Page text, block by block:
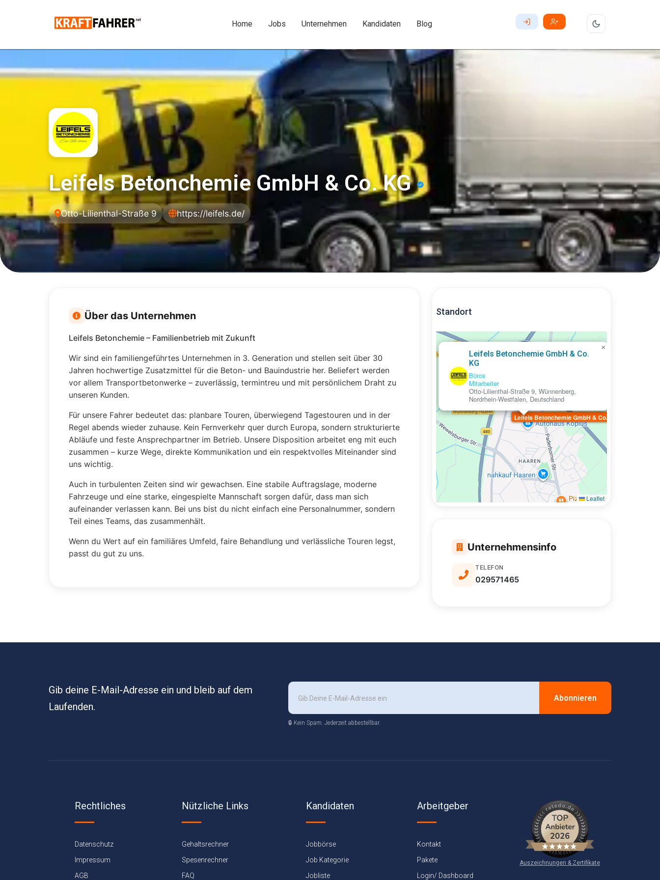
Home Jobs Unternehmen Kandidaten Blog
Leifels Betonchemie GmbH & Co. KG
Otto-Lilienthal-Straße 9 https://leifels.de/
Über das Unternehmen
Leifels Betonchemie – Familienbetrieb mit Zukunft
Wir sind ein familiengeführtes Unternehmen in 3. Generation und stellen seit über 30
Jahren hochwertige Zusatzmittel für die Beton- und Bauindustrie her. Beliefert werden
vor allem Transportbetonwerke – zuverlässig, termintreu und mit persönlichem Draht zu
unseren Kunden.
Für unsere Fahrer bedeutet das: planbare Touren, überwiegend Tagestouren und in der
Regel abends wieder zuhause. Kein Fernverkehr quer durch Europa, sondern strukturierte
Abläufe und feste Ansprechpartner im Betrieb. Unsere Disposition arbeitet eng mit euch
zusammen – kurze Wege, direkte Kommunikation und ein respektvolles Miteinander sind
uns wichtig.
Auch in turbulenten Zeiten sind wir gewachsen. Eine stabile Auftragslage, moderne
Fahrzeuge und eine starke, eingespielte Mannschaft sorgen dafür, dass man sich
aufeinander verlassen kann. Bei uns bist du nicht einfach eine Personalnummer, sondern
Teil eines Teams, das zusammenhält.
Wenn du Wert auf ein familiäres Umfeld, faire Behandlung und verlässliche Touren legst,
passt du gut zu uns.
Standort
Leifels Betonchemie GmbH & Co. KG
Leifels Betonchemie GmbH & Co.
KG
Büros
Mitarbeiter
Otto-Lilienthal-Straße 9, Wünnenberg,
Nordrhein-Westfalen, Deutschland
×
Leaflet
Unternehmensinfo
TELEFON
029571465
Gib deine E-Mail-Adresse ein und bleib auf dem
Laufenden.
Abonnieren
🔒 Kein Spam. Jederzeit abbestellbar.
Rechtliches
Datenschutz
Impressum
AGB
Nützliche Links
Gehaltsrechner
Spesenrechner
FAQ
Kandidaten
Jobbörse
Job Kategorie
Jobliste
Arbeitgeber
Kontakt
Pakete
Login/ Dashboard
Auszeichnungen & Zertifikate